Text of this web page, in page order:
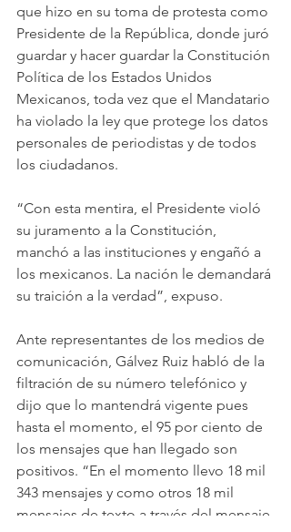
que hizo en su toma de protesta como
Presidente de la República, donde juró
guardar y hacer guardar la Constitución
Política de los Estados Unidos
Mexicanos, toda vez que el Mandatario
ha violado la ley que protege los datos
personales de periodistas y de todos
los ciudadanos.
“Con esta mentira, el Presidente violó
su juramento a la Constitución,
manchó a las instituciones y engañó a
los mexicanos. La nación le demandará
su traición a la verdad”, expuso.
Ante representantes de los medios de
comunicación, Gálvez Ruiz habló de la
filtración de su número telefónico y
dijo que lo mantendrá vigente pues
hasta el momento, el 95 por ciento de
los mensajes que han llegado son
positivos. “En el momento llevo 18 mil
343 mensajes y como otros 18 mil
mensajes de texto a través del mensaje